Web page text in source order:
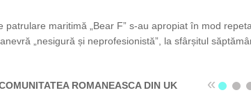
maritimă „Bear F” s-au apropiat în mod
„nesigură și neprofesionistă”, la sfârșitul
ROMANEASCA DIN UK «